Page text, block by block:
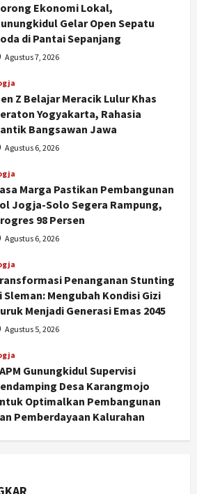
Ekonomi Lokal,
Gelar Open Sepatu
di Pantai Sepanjang
Agustus 7, 2026
Z Belajar Meracik Lulur Khas
Yogyakarta, Rahasia
Bangsawan Jawa
Agustus 6, 2026
Marga Pastikan Pembangunan
Jogja-Solo Segera Rampung,
98 Persen
Agustus 6, 2026
Penanganan Stunting
Sleman: Mengubah Kondisi Gizi
Menjadi Generasi Emas 2045
Agustus 5, 2026
Gunungkidul Supervisi
Desa Karangmojo
Optimalkan Pembangunan
Pemberdayaan Kalurahan
HUT ke-270 Kota